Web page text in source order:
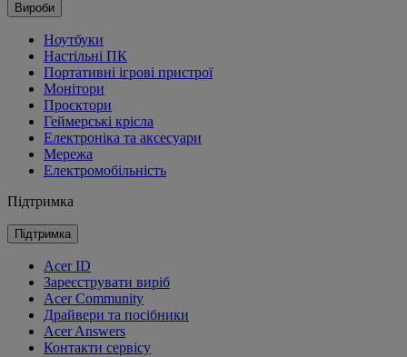
Вироби
Ноутбуки
Настільні ПК
Портативні ігрові пристрої
Монітори
Проєктори
Геймерські крісла
Електроніка та аксесуари
Мережа
Електромобільність
Підтримка
Підтримка
Acer ID
Зареєструвати виріб
Acer Community
Драйвери та посібники
Acer Answers
Контакти сервісу